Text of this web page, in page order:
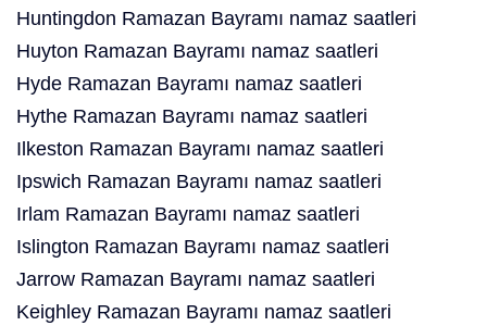
Huntingdon Ramazan Bayramı namaz saatleri
Huyton Ramazan Bayramı namaz saatleri
Hyde Ramazan Bayramı namaz saatleri
Hythe Ramazan Bayramı namaz saatleri
Ilkeston Ramazan Bayramı namaz saatleri
Ipswich Ramazan Bayramı namaz saatleri
Irlam Ramazan Bayramı namaz saatleri
Islington Ramazan Bayramı namaz saatleri
Jarrow Ramazan Bayramı namaz saatleri
Keighley Ramazan Bayramı namaz saatleri